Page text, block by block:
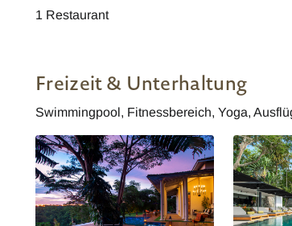
1 Restaurant
Freizeit & Unterhaltung
Swimmingpool, Fitnessbereich, Yoga,